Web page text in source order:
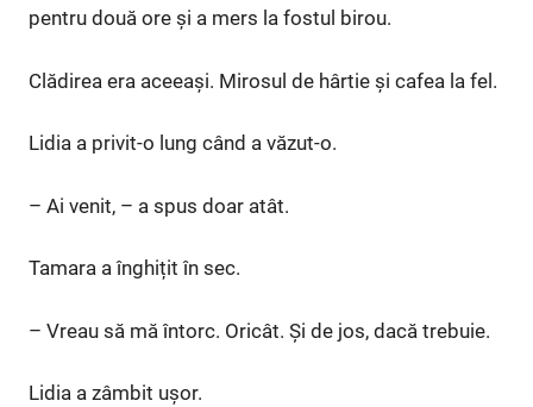
pentru două ore și a mers la fostul birou.
Clădirea era aceeași. Mirosul de hârtie și cafea la fel.
Lidia a privit-o lung când a văzut-o.
– Ai venit, – a spus doar atât.
Tamara a înghițit în sec.
– Vreau să mă întorc. Oricât. Și de jos, dacă trebuie.
Lidia a zâmbit ușor.